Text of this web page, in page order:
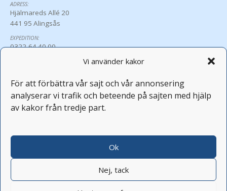
Vi använder kakor
För att förbättra vår sajt och vår annonsering
analyserar vi trafik och beteende på sajten med hjälp
av kakor från tredje part.
Ok
Nej, tack
ADRESS:
Hjälmareds Allé 20
441 95 Alingsås
EXPEDITION:
0322-64 40 00
Må-Fr 8:30-16:00
Avvikande öppettider
PERSONAL:
fornamn.efternamn@hjalmared.se
0322-64 40 05